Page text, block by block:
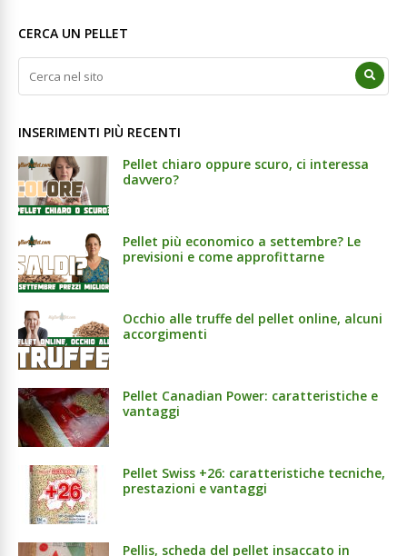
CERCA UN PELLET
INSERIMENTI PIÙ RECENTI
Pellet chiaro oppure scuro, ci interessa
davvero?
Pellet più economico a settembre? Le
previsioni e come approfittarne
Occhio alle truffe del pellet online, alcuni
accorgimenti
Pellet Canadian Power: caratteristiche e
vantaggi
Pellet Swiss +26: caratteristiche tecniche,
prestazioni e vantaggi
Pellis, scheda del pellet insaccato in